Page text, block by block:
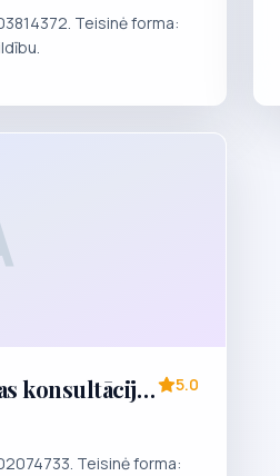
Teisinė forma:
konsultāciju
"ULCE"
5.0
Teisinė forma: